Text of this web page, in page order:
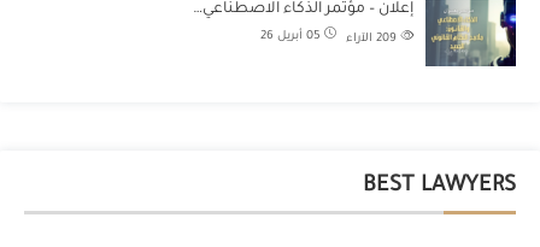
إعلان – مؤتمر الذكاء الاصطناعي…
05 أبريل 26 الآراء
BEST LAWYERS